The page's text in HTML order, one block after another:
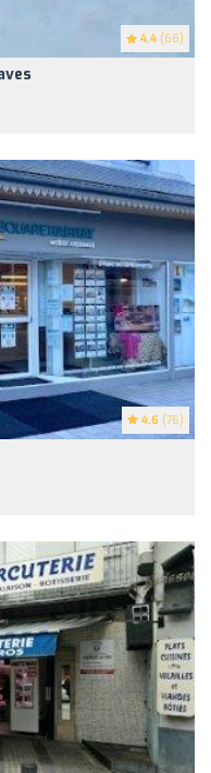
4.4 (66)
4.6 (76)